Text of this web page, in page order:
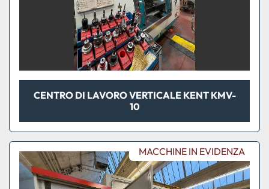
CENTRO DI LAVORO VERTICALE KENT KMV-
10
MACCHINE IN EVIDENZA